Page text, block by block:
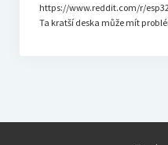
https://www.reddit.com/r/
Ta kratší deska může mít